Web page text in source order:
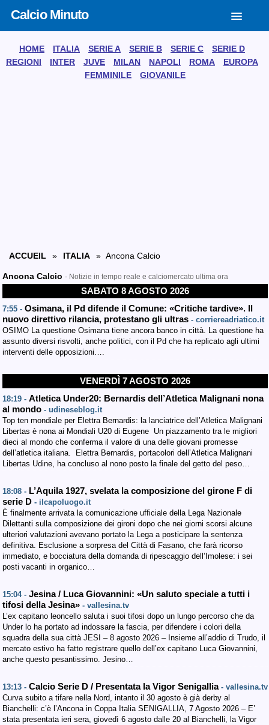
Calcio Minuto
HOME ITALIA SERIE A SERIE B SERIE C
SERIE D
REGIONI
INTER JUVE MILAN NAPOLI ROMA
EUROPA
FEMMINILE
GIOVANILE
ACCUEIL » ITALIA » Ancona Calcio
Ancona Calcio - Notizie in tempo reale e calciomercato ultima ora
SABATO 8 AGOSTO 2026
7:55 - Osimana, il Pd difende il Comune: «Critiche tardive». Il
nuovo direttivo rilancia, protestano gli ultras - corriereadriatico.it
OSIMO La questione Osimana tiene ancora banco in città. La questione ha
assunto diversi risvolti, anche politici, con il Pd che ha replicato agli ultimi
interventi delle opposizioni….
VENERDÌ 7 AGOSTO 2026
18:19 - Atletica Under20: Bernardis dell’Atletica Malignani nona
al mondo - udineseblog.it
Top ten mondiale per Elettra Bernardis: la lanciatrice dell’Atletica Malignani
Libertas è nona ai Mondiali U20 di Eugene Un piazzamento tra le migliori
dieci al mondo che conferma il valore di una delle giovani promesse
dell’atletica italiana. Elettra Bernardis, portacolori dell’Atletica Malignani
Libertas Udine, ha concluso al nono posto la finale del getto del peso…
18:08 - L’Aquila 1927, svelata la composizione del girone F di
serie D - ilcapoluogo.it
È finalmente arrivata la comunicazione ufficiale della Lega Nazionale
Dilettanti sulla composizione dei gironi dopo che nei giorni scorsi alcune
ulteriori valutazioni avevano portato la Lega a posticipare la sentenza
definitiva. Esclusione a sorpresa del Città di Fasano, che farà ricorso
immediato, e bocciatura della domanda di ripescaggio dell’Imolese: i sei
posti vacanti in organico…
15:04 - Jesina / Luca Giovannini: «Un saluto speciale a tutti i
tifosi della Jesina» - vallesina.tv
L’ex capitano leoncello saluta i suoi tifosi dopo un lungo percorso che da
Under lo ha portato ad indossare la fascia, per difendere i colori della
squadra della sua città JESI – 8 agosto 2026 – Insieme all’addio di Trudo, il
mercato estivo ha fatto registrare quello dell’ex capitano Luca Giovannini,
anche questo pesantissimo. Jesino…
13:13 - Calcio Serie D / Presentata la Vigor Senigallia - vallesina.tv
Curva subito a tifare nella Nord, intanto il 30 agosto è già derby al
Bianchelli: c’è l’Ancona in Coppa Italia SENIGALLIA, 7 Agosto 2026 – E’
stata presentata ieri sera, giovedì 6 agosto dalle 20 al Bianchelli, la Vigor